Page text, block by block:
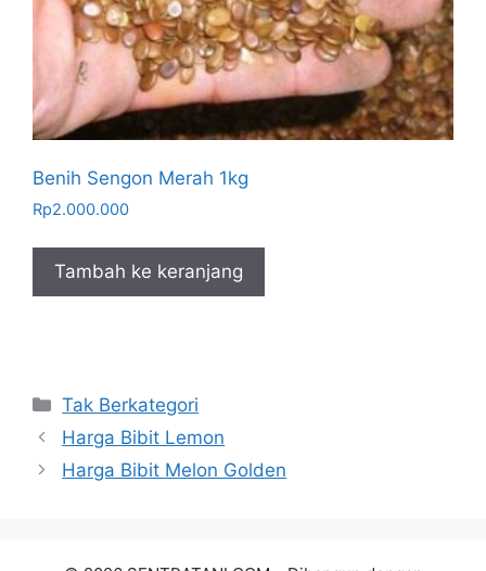
Benih Sengon Merah 1kg
Rp2.000.000
Tambah ke keranjang
Kategori
Tak Berkategori
Harga Bibit Lemon
Harga Bibit Melon Golden